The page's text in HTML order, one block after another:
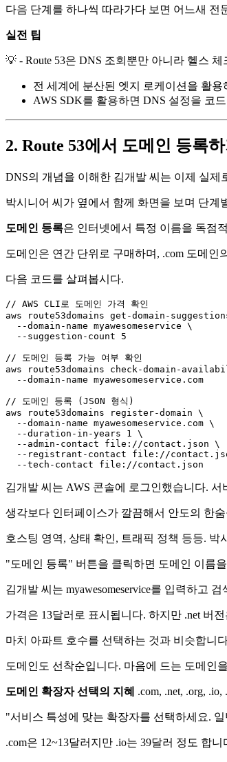
다음 단계를 하나씩 따라가다 보면 어느새 전
실전 팁
💡 - Route 53은 DNS 조회뿐만 아니라 헬스
전 세계에 분산된 엣지 로케이션을 활
AWS SDK를 활용하면 DNS 설정을 코
2. Route 53에서 도메인 등록하
DNS의 개념을 이해한 김개발 씨는 이제 실제
박시니어 씨가 옆에서 함께 화면을 보며 단계
도메인 등록은 인터넷에서 특정 이름을 독점
도메인은 연간 단위로 구매하며, .com 도메
다음 코드를 살펴봅시다.
// AWS CLI로 도메인 가격 확인
aws route53domains get-domain-
  --domain-name myawesomeservice \
  --suggestion-count
5
// 도메인 등록 가능 여부 확인
aws route53domains check-domain-
  --domain-name myawesomeservice.
com
// 도메인 등록 (JSON 형식)
aws route53domains register-domain \
  --domain-name myawesomeservice.
com \
  --duration-
in -years 1 \
  --admin-contact
file : //contact.json \
  --registrant-contact
file : //
  --tech-contact
file : //contact.json
김개발 씨는 AWS 콘솔에 로그인했습니다.
생각보다 인터페이스가 깔끔해서 안도의 한
호스팅 영역, 상태 확인, 트래픽 정책 등등.
"도메인 등록" 버튼을 클릭하면 도메인 이름
김개발 씨는 myawesomeservice를 입력하고
가격은 13달러로 표시됩니다. 하지만 .net 버
마치 아파트 호수를 선택하는 것과 비슷합니
도메인도 선착순입니다. 마음에 드는 도메인
도메인 확장자 선택의 지혜 .com, .net, .org,
"서비스 특성에 맞는 확장자를 선택하세요.
.com은 12~13달러지만 .io는 39달러 정도 합